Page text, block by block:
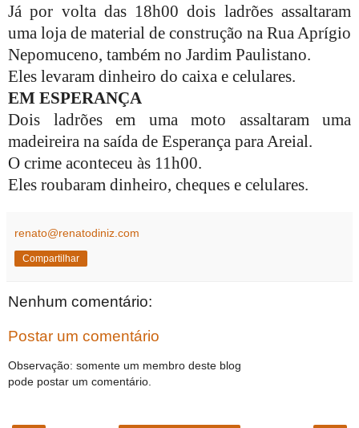
Já por volta das 18h00 dois ladrões assaltaram
uma loja de material de construção na Rua Aprígio
Nepomuceno, também no Jardim Paulistano.
Eles levaram dinheiro do caixa e celulares.
EM ESPERANÇA
Dois ladrões em uma moto assaltaram uma
madeireira na saída de Esperança para Areial.
O crime aconteceu às 11h00.
Eles roubaram dinheiro, cheques e celulares.
renato@renatodiniz.com
Compartilhar
Nenhum comentário:
Postar um comentário
Observação: somente um membro deste blog
pode postar um comentário.